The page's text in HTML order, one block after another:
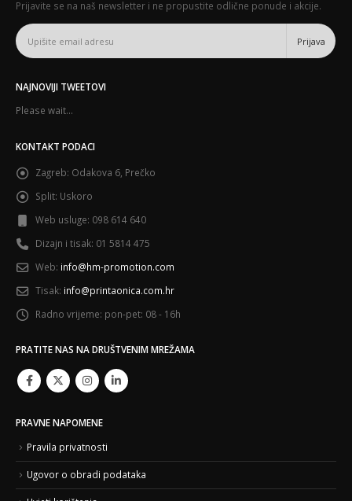
Prijavite se na naš newsletter i ne propustite odlične ponude i akcije.
NAJNOVIJI TWEETOVI
Please wait...
KONTAKT PODACI
Zagreb: Odakova 6, Prečko
Split: Uskoro
Web usluge: 098 614 640
Dizajn i tisak: 01 5814 475
Web: info@hm-promotion.com
Tisak: info@printaonica.com.hr
Radno vrijeme: pon-pet: 08 - 16h
PRATITE NAS NA DRUŠTVENIM MREŽAMA
PRAVNE NAPOMENE
Pravila privatnosti
Ugovor o obradi podataka